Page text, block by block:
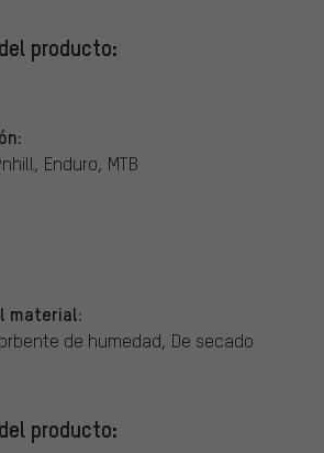
producto:
Enduro, MTB
material:
de humedad, De secado
producto: